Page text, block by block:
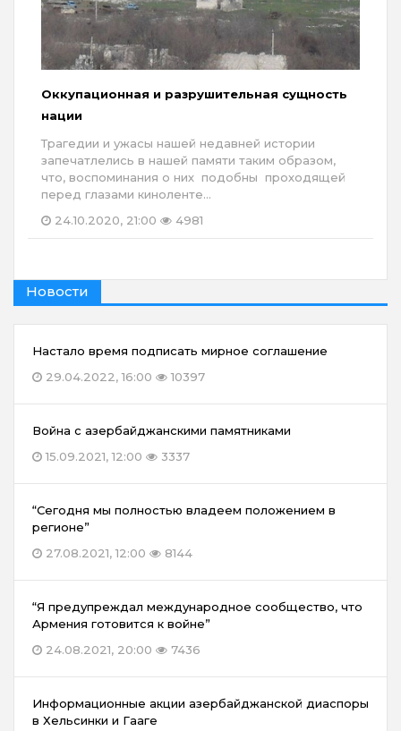
Оккупационная и разрушительная сущность
нации
Трагедии и ужасы нашей недавней истории
запечатлелись в нашей памяти таким образом,
что, воспоминания о них подобны проходящей
перед глазами киноленте...
24.10.2020, 21:00
4981
Новости
Настало время подписать мирное соглашение
29.04.2022, 16:00
10397
Война с азербайджанскими памятниками
15.09.2021, 12:00
3337
“Сегодня мы полностью владеем положением в
регионе”
27.08.2021, 12:00
8144
“Я предупреждал международное сообщество, что
Армения готовится к войне”
24.08.2021, 20:00
7436
Информационные акции азербайджанской диаспоры
в Хельсинки и Гааге